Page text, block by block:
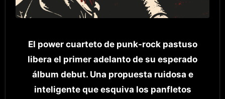
El power cuarteto de punk-rock pastuso
libera el primer adelanto de su esperado
álbum debut. Una propuesta ruidosa e
inteligente que esquiva los panfletos